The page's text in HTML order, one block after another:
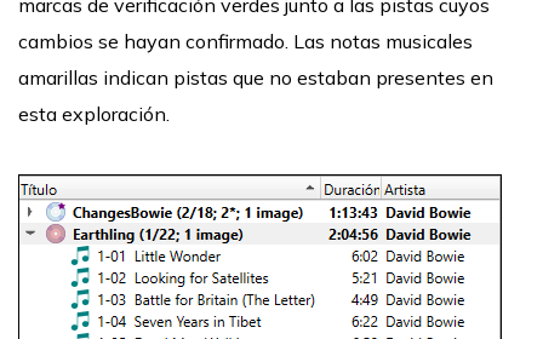
marcas de verificación verdes junto a las pistas cuyos
cambios se hayan confirmado. Las notas musicales
amarillas indican pistas que no estaban presentes en
esta exploración.